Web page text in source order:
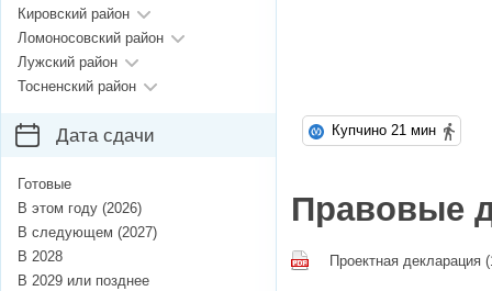
Купчино 21 мин
Правовые
Проектная декларация
Кировский район
Ломоносовский район
Лужский район
Тосненский район
Дата сдачи
Готовые
В этом году (2026)
В следующем (2027)
В 2028
В 2029 или позднее